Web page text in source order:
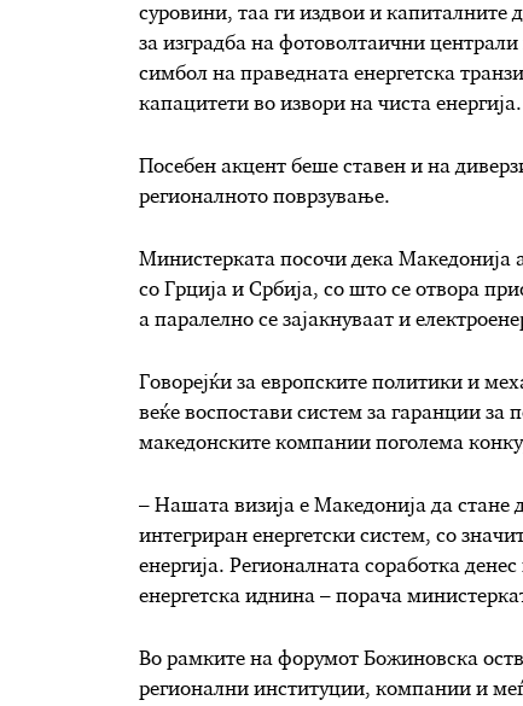
суровини, таа ги издвои и
за изградба на фотоволтаични
симбол на праведната енергетска
капацитети во извори на чиста енергија.
Посебен акцент беше ставен и на
регионалното поврзување.
Министерката посочи дека Македонија
со Грција и Србија, со што се отвора
а паралелно се зајакнуваат и
Говорејќи за европските политики и
веќе воспостави систем за гаранции
македонските компании поголема
– Нашата визија е Македонија да стане
интегриран енергетски систем, со
енергија. Регионалната соработка
енергетска иднина – порача
Во рамките на форумот Божиновска
регионални институции, компании и